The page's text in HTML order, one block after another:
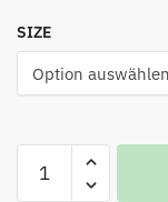
SIZE
WE11DONE
Sweatshorts